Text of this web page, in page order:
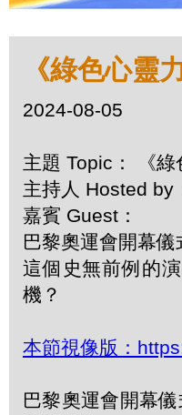
《綠色心靈
2024-08-05
主題 Topic： 《
主持人 Hosted by
嘉賓 Guest：
巴黎奧運會開幕儀
這個史無前例的
機？
本節視像版：
巴黎奧運會開幕